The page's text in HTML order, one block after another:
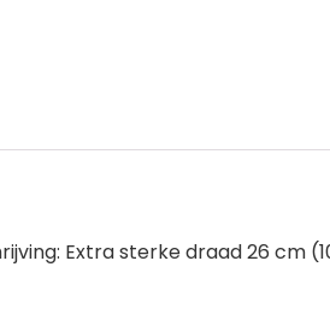
Extra sterke draad 26 cm